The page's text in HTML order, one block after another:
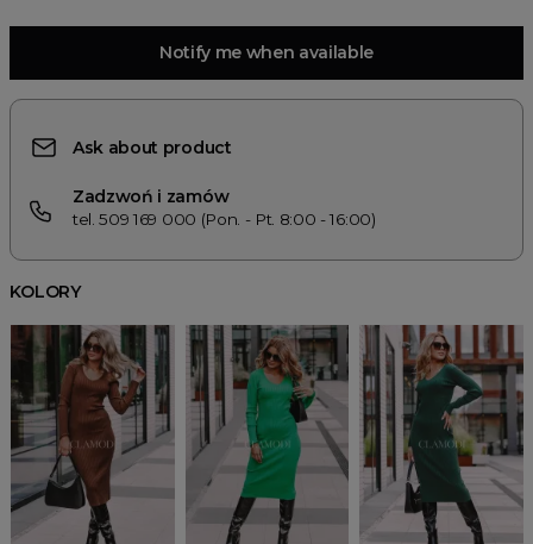
Notify me when available
Ask about product
Zadzwoń i zamów
tel. 509 169 000 (Pon. - Pt. 8:00 - 16:00)
KOLORY